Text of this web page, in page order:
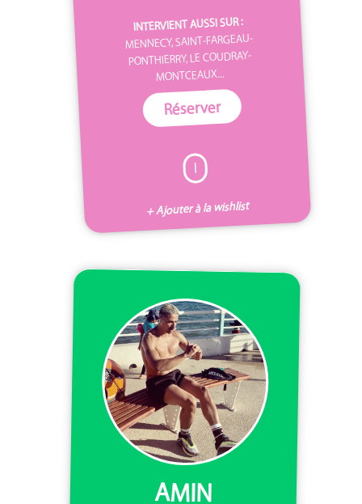
INTERVIENT AUSSI SUR :
MENNECY, SAINT-FARGEAU-
PONTHIERRY, LE COUDRAY-
MONTCEAUX...
Réserver
I
+ Ajouter à la wishlist
AMIN